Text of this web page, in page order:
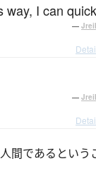
way, I can
—
—
間であるという